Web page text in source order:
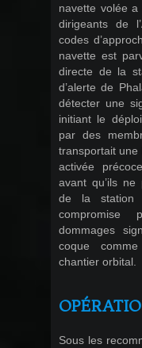
navette volée
dirigeants de
codes
navette est
directe de la
d’alerte de
détecter une
initiant le
par des
transportait une
activée
avant qu’ils ne
de la station
compromise
dommages
coque
chantier orbital.
Sous les